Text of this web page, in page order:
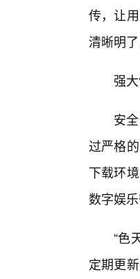
传，让
清晰明
强
安
过严格
下载环
数字娱乐
“色
定期更